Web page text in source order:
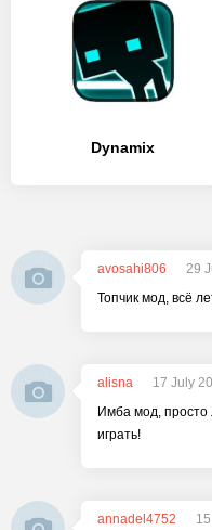
Dynamix
avosahi806
29
Топчик мод, всё
alisna
17 July
Имба мод, просто
играть!
annadel4752